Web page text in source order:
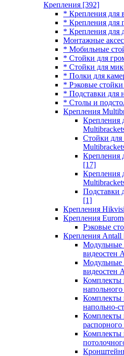
Крепления [392]
* Крепления для
* Крепления для
* Крепления для
Монтажные
* Мобильные
* Стойки для
* Стойки для
* Полки для
* Рэковые стойки
* Подставки для
* Столы и
Крепления
Крепления
Стойки
Крепления
[17]
Крепления
Подставки
[1]
Крепления
Крепления
Рэковые
Крепления Antall
Модульные
видеостен
Модульные
видеостен
Комплекты
Комплекты
напольно-
Комплекты
Комплекты